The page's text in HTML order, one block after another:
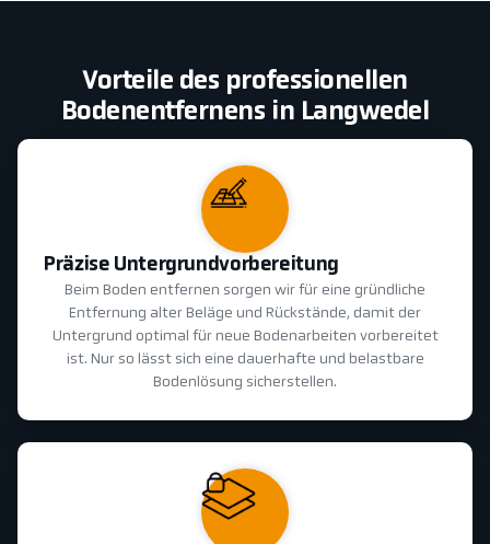
Vorteile des professionellen
Bodenentfernens in Langwedel
Präzise Untergrundvorbereitung
Beim Boden entfernen sorgen wir für eine gründliche
Entfernung alter Beläge und Rückstände, damit der
Untergrund optimal für neue Bodenarbeiten vorbereitet
ist. Nur so lässt sich eine dauerhafte und belastbare
Bodenlösung sicherstellen.